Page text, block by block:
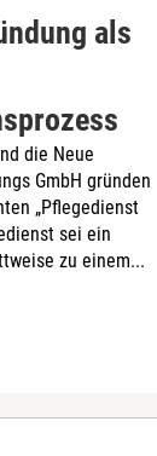
als
die Neue
GmbH gründen
„Pflegedienst
sei ein
zu einem...